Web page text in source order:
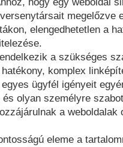
megelőzve
elengedhetetlen a
a szükséges
komplex
ügyfél igényeit
olyan személyre
a weboldalak
eleme a